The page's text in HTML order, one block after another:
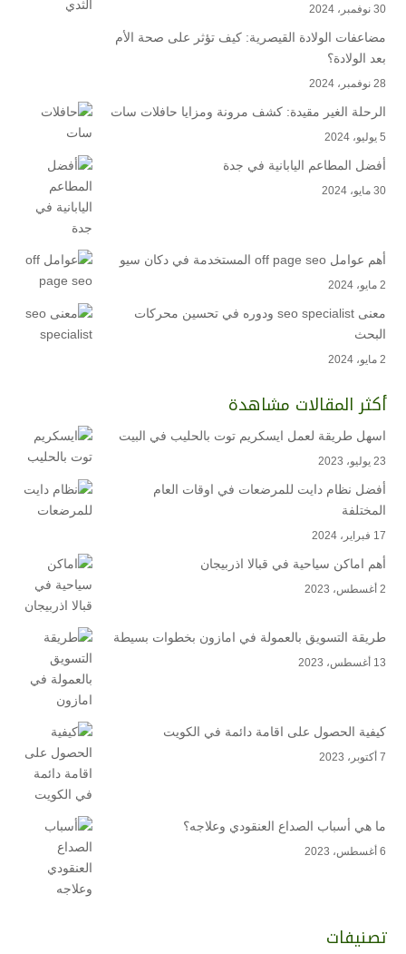
30 نوفمبر، 2024
مضاعفات الولادة القيصرية: كيف تؤثر على صحة الأم
بعد الولادة؟
28 نوفمبر، 2024
الرحلة الغير مقيدة: كشف مرونة ومزايا حافلات سات
5 يوليو، 2024
أفضل المطاعم اليابانية في جدة
30 مايو، 2024
أهم عوامل off page seo المستخدمة في دكان سيو
2 مايو، 2024
معنى seo specialist ودوره في تحسين محركات
البحث
2 مايو، 2024
أكثر المقالات مشاهدة
اسهل طريقة لعمل ايسكريم توت بالحليب في البيت
23 يوليو، 2023
أفضل نظام دايت للمرضعات في اوقات العام
المختلفة
17 فبراير، 2024
أهم اماكن سياحية في قبالا اذربيجان
2 أغسطس، 2023
طريقة التسويق بالعمولة في امازون بخطوات بسيطة
13 أغسطس، 2023
كيفية الحصول على اقامة دائمة في الكويت
7 أكتوبر، 2023
ما هي أسباب الصداع العنقودي وعلاجه؟
6 أغسطس، 2023
تصنيفات